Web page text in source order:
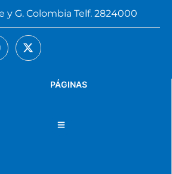
PÁGINAS
y G. Colombia Telf. 2824000